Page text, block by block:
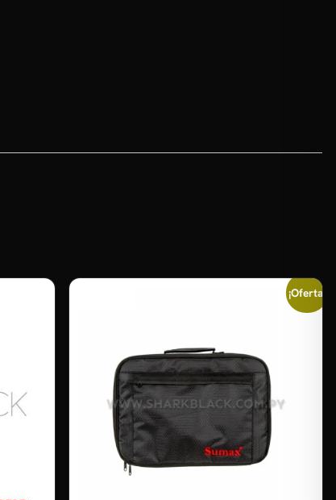
¡Oferta!